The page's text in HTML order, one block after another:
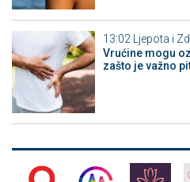
13:02 Ljepota i
Vrućine mogu
zašto je važno